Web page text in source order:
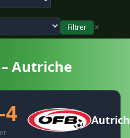
Filtrer
✕
Autriche